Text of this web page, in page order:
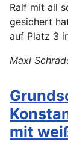
Ralf mit all
gesichert
auf Platz 3
Maxi
mit